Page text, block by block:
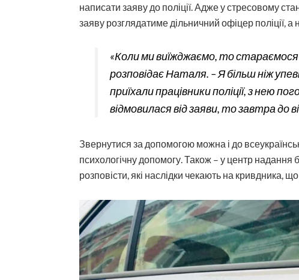
написати заяву до поліції. Адже у стресовому
заяву розглядатиме дільничний офіцер поліції, а
«Коли ми виїжджаємо, то стараємося
розповідає Наталя. – Я більш ніж
приїхали працівники поліції, з нею
відмовилася від заяви, то завтра до
Звернутися за допомогою можна і до
психологічну допомогу. Також – у центр
розповісти, які наслідки чекають на кривдника, що